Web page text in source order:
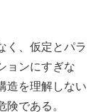
く、仮定とパラ
ョンにすぎな
造を理解しない
である。